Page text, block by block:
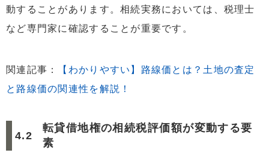
動することがあります。相続実務においては、税理士
など専門家に確認することが重要です。
関連記事：
【わかりやすい】路線価とは？土地の査定
と路線価の関連性を解説！
転貸借地権の相続税評価額が変動する要
素